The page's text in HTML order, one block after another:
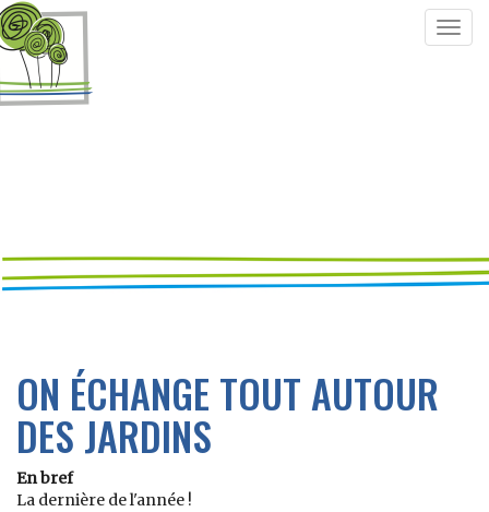
ON ÉCHANGE TOUT AUTOUR
DES JARDINS
En bref
La dernière de l'année !